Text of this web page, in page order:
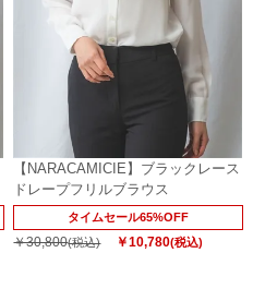
【NARACAMICIE】ブラックレース
ドレープフリルブラウス
タイムセール65%OFF
￥30,800(税込) ￥10,780(税込)